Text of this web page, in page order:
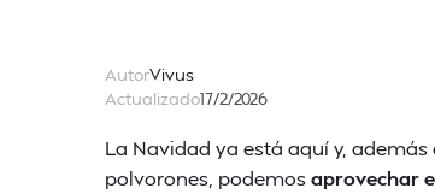
AutorVivus
Actualizado17/2/2026
La Navidad ya está aquí y,
polvorones, podemosaprovechar